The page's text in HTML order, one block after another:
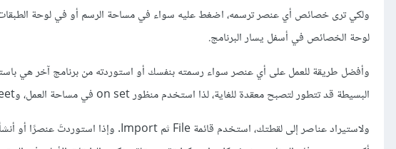
ولكي ترى خصائص أي عنصر ترسمه، اضغط عليه سواء في مساحة الرسم أو في لوحة
لوحة الخصائص في أسفل يسار البرنامج.
البسيطة قد تتطور لتصبح معقدة للغاية، لذا استخدم منظور on set في مساحة العمل، وdope sheet في الطبقات.